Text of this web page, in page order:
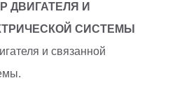
ДВИГАТЕЛЯ И
СИСТЕМЫ
и связанной